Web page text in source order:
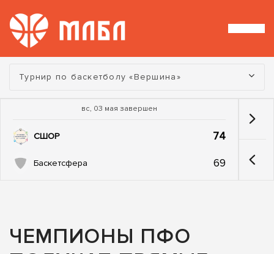
Турнир:
Турнир по баскетболу «Вершина»
вс, 03 мая завершен
СШОР 74
Баскетсфера 69
ЧЕМПИОНЫ ПФО